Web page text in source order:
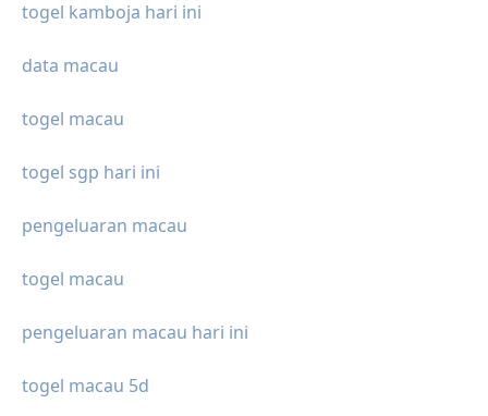
togel kamboja hari ini
data macau
togel macau
togel sgp hari ini
pengeluaran macau
togel macau
pengeluaran macau hari ini
togel macau 5d